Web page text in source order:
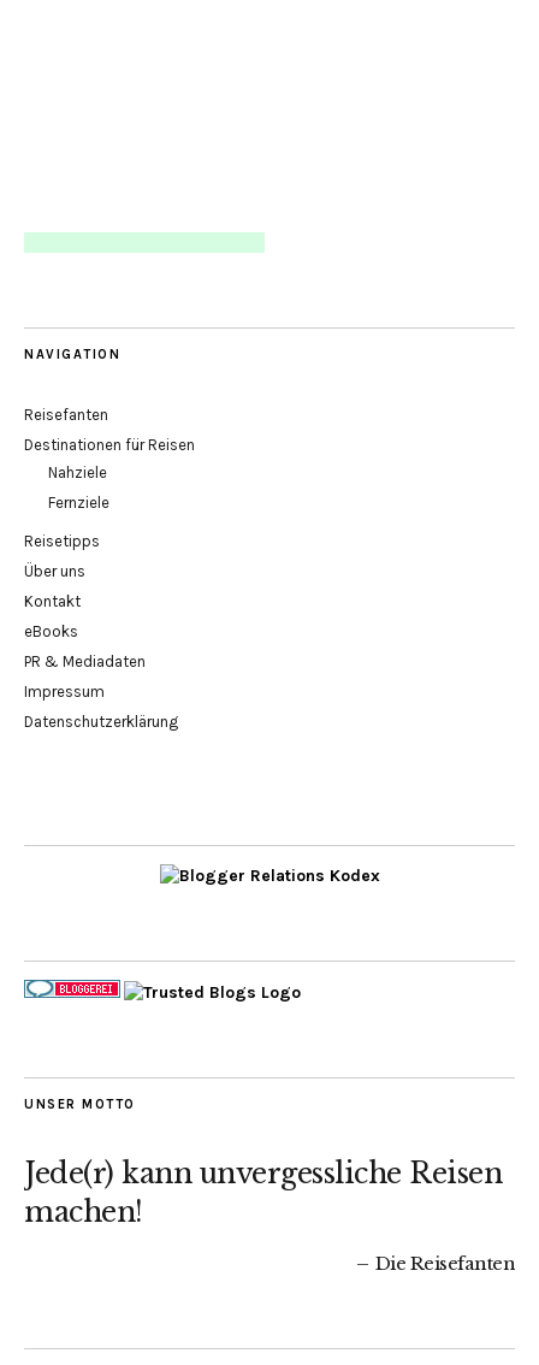
NAVIGATION
Reisefanten
Destinationen für Reisen
Nahziele
Fernziele
Reisetipps
Über uns
Kontakt
eBooks
PR & Mediadaten
Impressum
Datenschutzerklärung
UNSER MOTTO
Jede(r) kann unvergessliche Reisen
machen!
Die Reisefanten